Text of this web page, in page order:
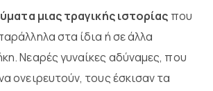
μιας τραγικής ιστορίας που
στα ίδια ή σε άλλα
Νεαρές γυναίκες αδύναμες, που
ονειρευτούν, τους έσκισαν τα